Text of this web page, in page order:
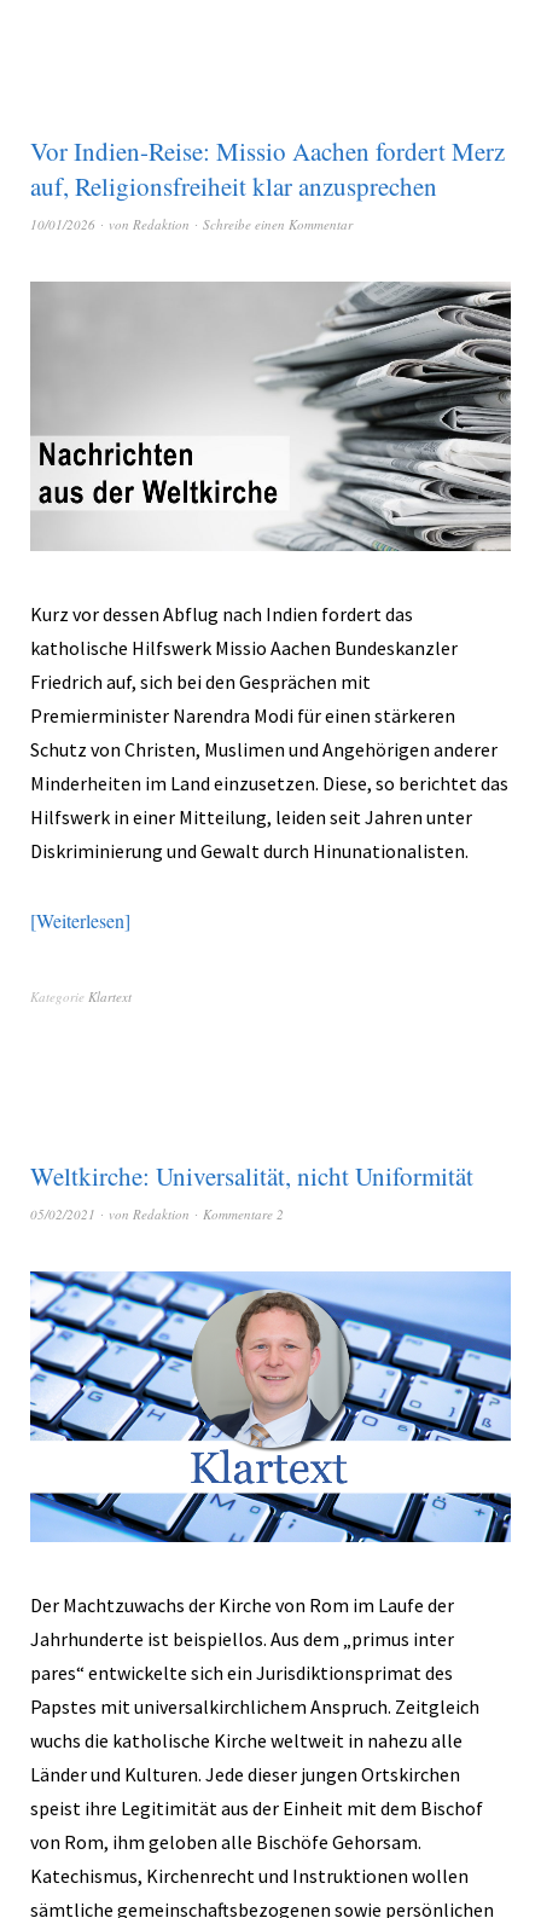
Vor Indien-Reise: Missio Aachen fordert Merz
auf, Religionsfreiheit klar anzusprechen
10/01/2026 von Redaktion Schreibe einen Kommentar
Kurz vor dessen Abflug nach Indien fordert das
katholische Hilfswerk Missio Aachen Bundeskanzler
Friedrich auf, sich bei den Gesprächen mit
Premierminister Narendra Modi für einen stärkeren
Schutz von Christen, Muslimen und Angehörigen anderer
Minderheiten im Land einzusetzen. Diese, so berichtet das
Hilfswerk in einer Mitteilung, leiden seit Jahren unter
Diskriminierung und Gewalt durch Hinunationalisten.
Weiterlesen
Kategorie Klartext
Weltkirche: Universalität, nicht Uniformität
05/02/2021 von Redaktion Kommentare 2
Der Machtzuwachs der Kirche von Rom im Laufe der
Jahrhunderte ist beispiellos. Aus dem „primus inter
pares“ entwickelte sich ein Jurisdiktionsprimat des
Papstes mit universalkirchlichem Anspruch. Zeitgleich
wuchs die katholische Kirche weltweit in nahezu alle
Länder und Kulturen. Jede dieser jungen Ortskirchen
speist ihre Legitimität aus der Einheit mit dem Bischof
von Rom, ihm geloben alle Bischöfe Gehorsam.
Katechismus, Kirchenrecht und Instruktionen wollen
sämtliche gemeinschaftsbezogenen sowie persönlichen